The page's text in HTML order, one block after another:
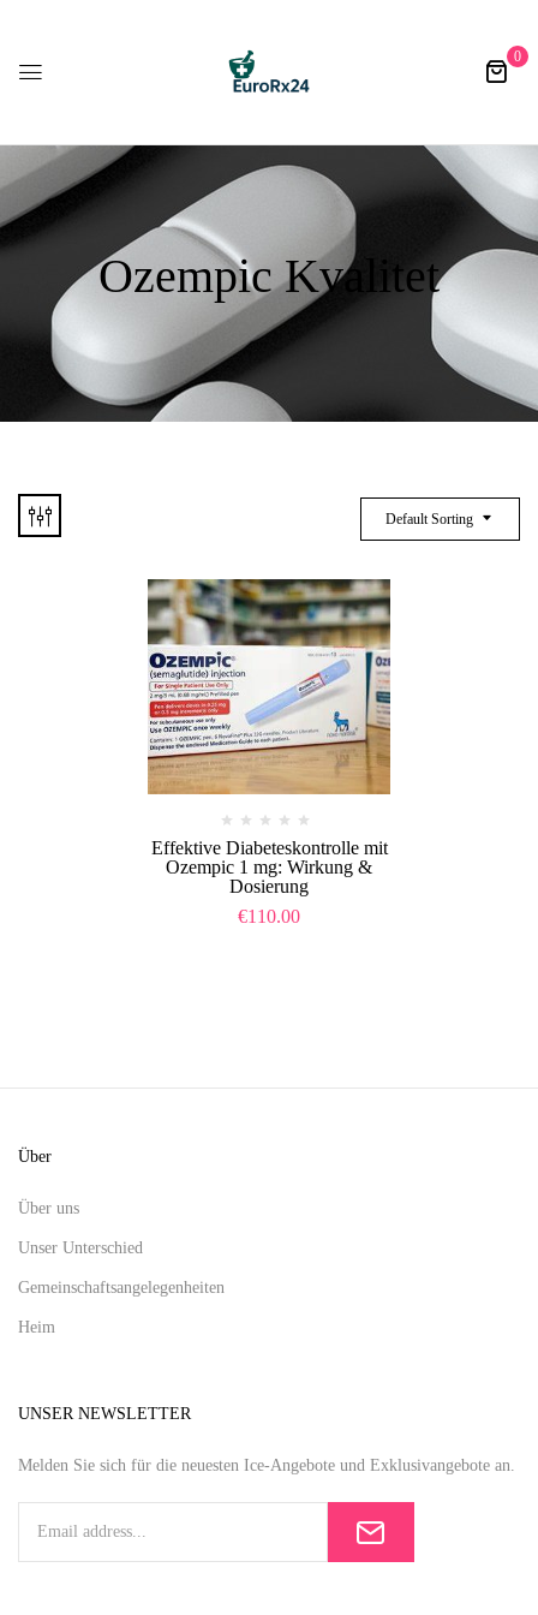
0
Ozempic Kvalitet
Default Sorting
Effektive Diabeteskontrolle mit
Ozempic 1 mg: Wirkung &
Dosierung
€110.00
Über
Über uns
Unser Unterschied
Gemeinschaftsangelegenheiten
Heim
UNSER NEWSLETTER
Melden Sie sich für die neuesten Ice-Angebote und Exklusivangebote an.